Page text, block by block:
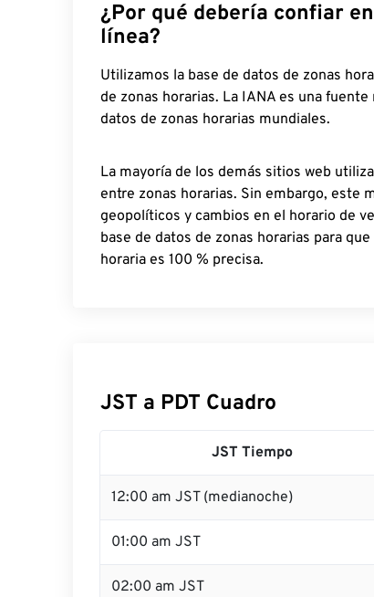
¿Por qué debería confiar
línea?
Utilizamos la base de datos de zonas
de zonas horarias. La IANA es una
datos de zonas horarias mundiales.
La mayoría de los demás sitios web
entre zonas horarias. Sin embargo, este
geopolíticos y cambios en el horario de
base de datos de zonas horarias para
horaria es 100 % precisa.
JST a PDT Cuadro
JST Tiempo
12:00 am JST (medianoche)
01:00 am JST
02:00 am JST